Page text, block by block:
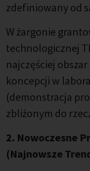
zdefiniowany od
W żargonie
technologicznej
najczęściej
koncepcji w
(demonstracja
zbliżonym do
2. Nowoczesne
(Najnowsze